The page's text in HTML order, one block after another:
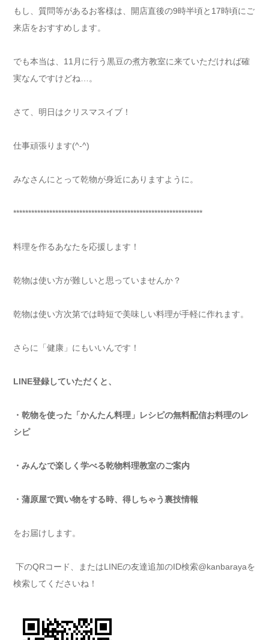
もし、質問等があるお客様は、開店直後の9時半頃と17時頃にご
来店をおすすめします。
でも本当は、11月に行う黒豆の煮方教室に来ていただければ確
実なんですけどね…。
さて、明日はクリスマスイブ！
仕事頑張ります(^-^)
みなさんにとって乾物が身近にありますように。
***************************************************************
料理を作るあなたを応援します！
乾物は使い方が難しいと思っていませんか？
乾物は使い方次第では時短で美味しい料理が手軽に作れます。
さらに「健康」にもいいんです！
LINE登録していただくと、
・乾物を使った「かんたん料理」レシピの無料配信お料理のレ
シピ
・みんなで楽しく学べる乾物料理教室のご案内
・蒲原屋で買い物をする時、得しちゃう裏技情報
をお届けします。
下のQRコード、またはLINEの友達追加のID検索@kanbarayaを
検索してくださいね！